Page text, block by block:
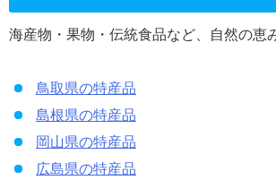
海産物・果物・伝統食品など、自然の恵
鳥取県の特産品
島根県の特産品
岡山県の特産品
広島県の特産品